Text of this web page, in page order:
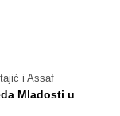
i Assaf
Mladosti u